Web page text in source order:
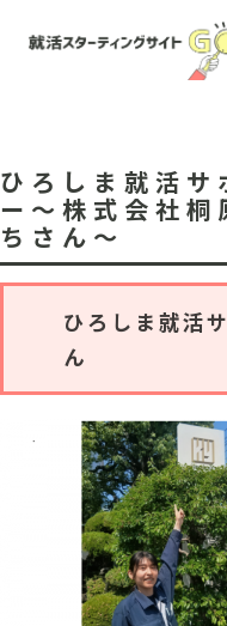
ひろしま就活サ
ー～株式会社
ちさん～
ひろしま就活
ん